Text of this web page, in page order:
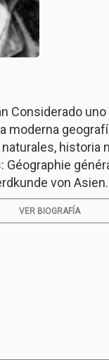
Considerado uno
moderna
historia
Géographie
von
VER BIOGRAFÍA